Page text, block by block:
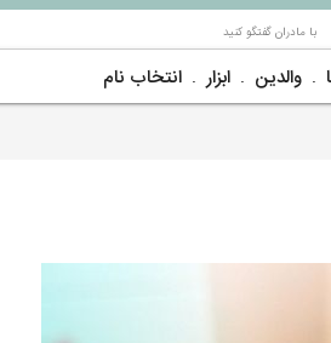
با مادران گفتگو کنید
والدین ابزار انتخاب نام